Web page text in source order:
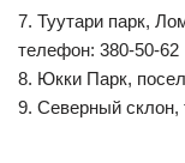
7. Туутари парк,
телефон: 380-50-62
8. Юкки Парк,
9. Северный склон,